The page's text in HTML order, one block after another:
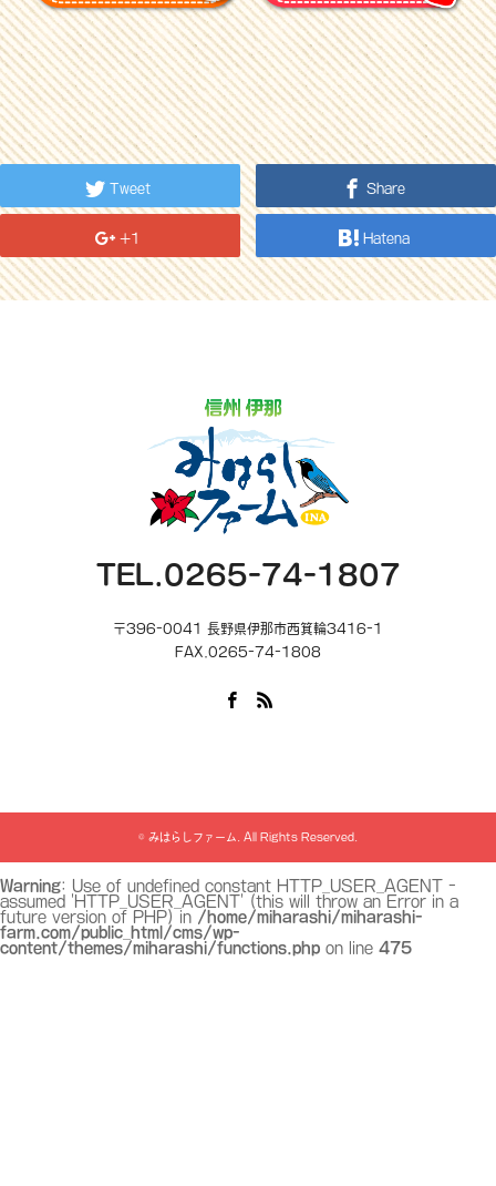
Tweet Share
+1 Hatena
TEL.0265-74-1807
〒396-0041 長野県伊那市西箕輪3416-1
FAX.0265-74-1808
© みはらしファーム . All Rights Reserved.
Warning: Use of undefined constant HTTP_USER_AGENT -
assumed 'HTTP_USER_AGENT' (this will throw an Error in a
future version of PHP) in /home/miharashi/miharashi-
farm.com/public_html/cms/wp-
content/themes/miharashi/functions.php on line 475